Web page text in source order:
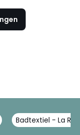
Badtextiel - La